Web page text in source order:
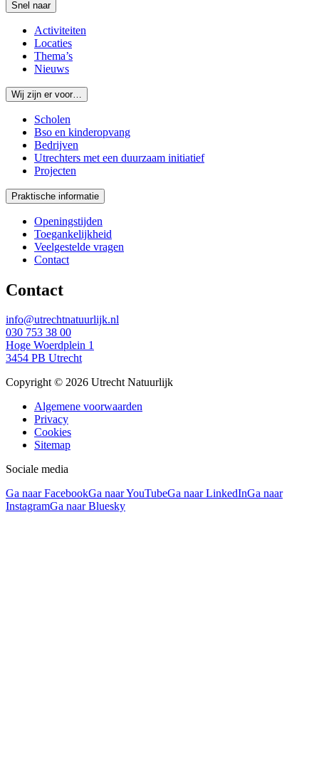
Snel naar
Activiteiten
Locaties
Thema’s
Nieuws
Wij zijn er voor…
Scholen
Bso en kinderopvang
Bedrijven
Utrechters met een duurzaam initiatief
Projecten
Praktische informatie
Openingstijden
Toegankelijkheid
Veelgestelde vragen
Contact
Contact
info@utrechtnatuurlijk.nl
030 753 38 00
Hoge Woerdplein 1
3454 PB Utrecht
Copyright © 2026 Utrecht Natuurlijk
Algemene voorwaarden
Privacy
Cookies
Sitemap
Sociale media
Ga naar FacebookGa naar YouTubeGa naar LinkedInGa naar
InstagramGa naar Bluesky